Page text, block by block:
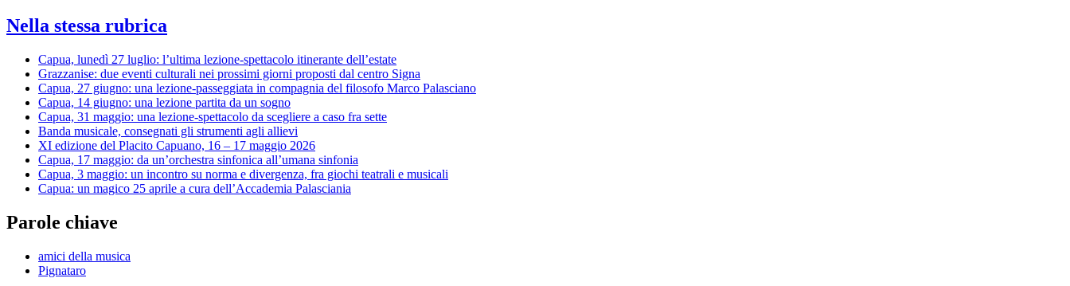
Nella stessa rubrica
Capua, lunedì 27 luglio: l’ultima lezione-spettacolo itinerante dell’estate
Grazzanise: due eventi culturali nei prossimi giorni proposti dal centro Signa
Capua, 27 giugno: una lezione-passeggiata in compagnia del filosofo Marco Palasciano
Capua, 14 giugno: una lezione partita da un sogno
Capua, 31 maggio: una lezione-spettacolo da scegliere a caso fra sette
Banda musicale, consegnati gli strumenti agli allievi
XI edizione del Placito Capuano, 16 – 17 maggio 2026
Capua, 17 maggio: da un’orchestra sinfonica all’umana sinfonia
Capua, 3 maggio: un incontro su norma e divergenza, fra giochi teatrali e musicali
Capua: un magico 25 aprile a cura dell’Accademia Palasciania
Parole chiave
amici della musica
Pignataro